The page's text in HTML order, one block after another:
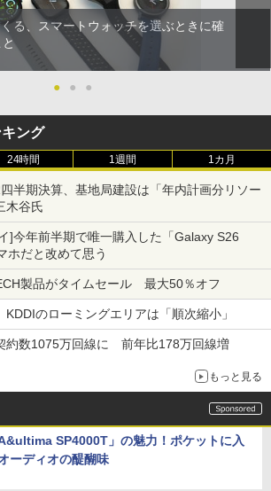
る、スマートウォッチを選ぶときに確
と
● ● ●
ング
24時間 1週間 1カ月
半期決算、基地局建設は「年内計画分リソー
木谷氏
]今年前半期で唯一購入した「Galaxy S26
ホだと改めて思う
製品がタイムセール 最大50％オフ
のローミングエリアは「順次縮小」
約数1075万回線に 前年比178万回線増
もっと見る
A&ultima SP4000T」の魅力！ポケットに入
ーディオの醍醐味